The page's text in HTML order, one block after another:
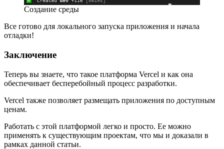
Создание среды
Все готово для локального запуска приложения и начала
отладки!
Заключение
Теперь вы знаете, что такое платформа Vercel и как она
обеспечивает бесперебойный процесс разработки.
Vercel также позволяет размещать приложения по доступным
ценам.
Работать с этой платформой легко и просто. Ее можно
применять к существующим проектам, что мы и доказали в
рамках данной статьи.